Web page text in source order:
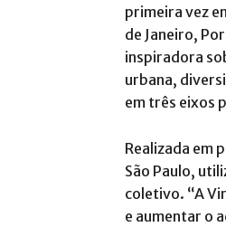
primeira vez
de Janeiro,
inspiradora
urbana,
em três eixos
Realizada em
São Paulo,
coletivo. “A
e aumentar o